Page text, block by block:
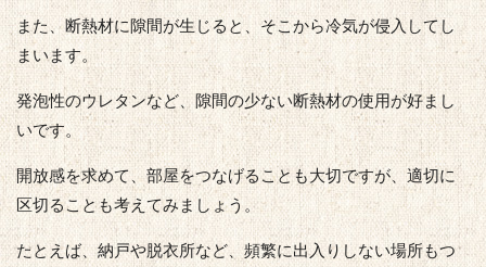
また、断熱材に隙間が生じると、そこから冷気が侵入してし
まいます。
発泡性のウレタンなど、隙間の少ない断熱材の使用が好まし
いです。
開放感を求めて、部屋をつなげることも大切ですが、適切に
区切ることも考えてみましょう。
たとえば、納戸や脱衣所など、頻繁に出入りしない場所もつ